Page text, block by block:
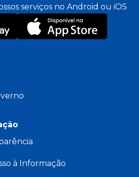
serviços no Android ou iOS
à Informação